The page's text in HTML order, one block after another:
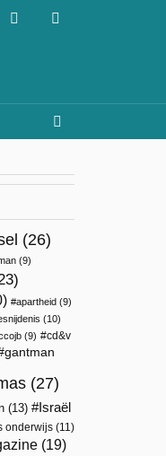
(26)
(9)
apartheid (9)
(10)
(9)
cd&v
gantman
(27)
(13)
Israël
onderwijs (11)
(19)